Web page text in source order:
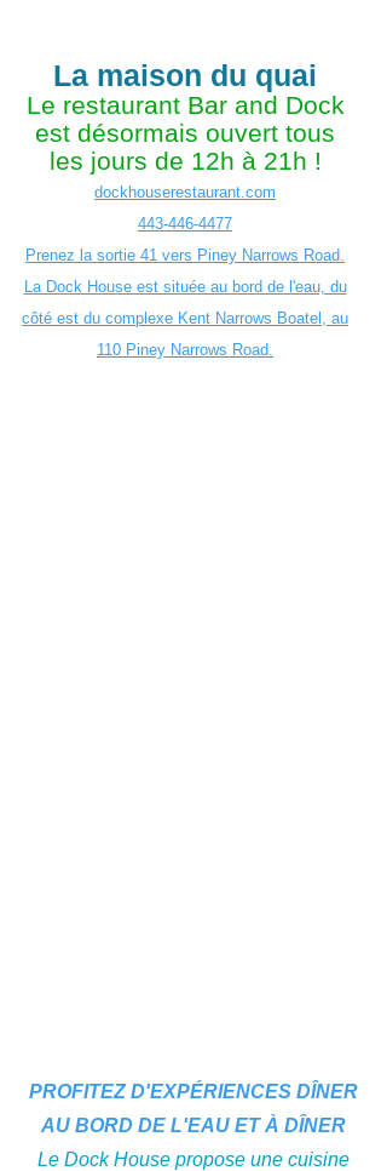
La maison du quai
Le restaurant Bar and Dock
est désormais ouvert tous
les jours de 12h à 21h !
dockhouserestaurant.com
443-446-4477
Prenez la sortie 41 vers Piney Narrows Road.
La Dock House est située au bord de l'eau, du
côté est du complexe Kent Narrows Boatel, au
110 Piney Narrows Road.
Section titre
PROFITEZ D'EXPÉRIENCES DÎNER
AU BORD DE L'EAU ET À DÎNER
Le Dock House propose une cuisine